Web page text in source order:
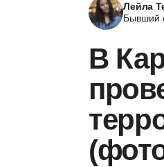
Лейла
Бывший
В